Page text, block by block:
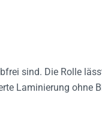
sind. Die Rolle
Laminierung ohne